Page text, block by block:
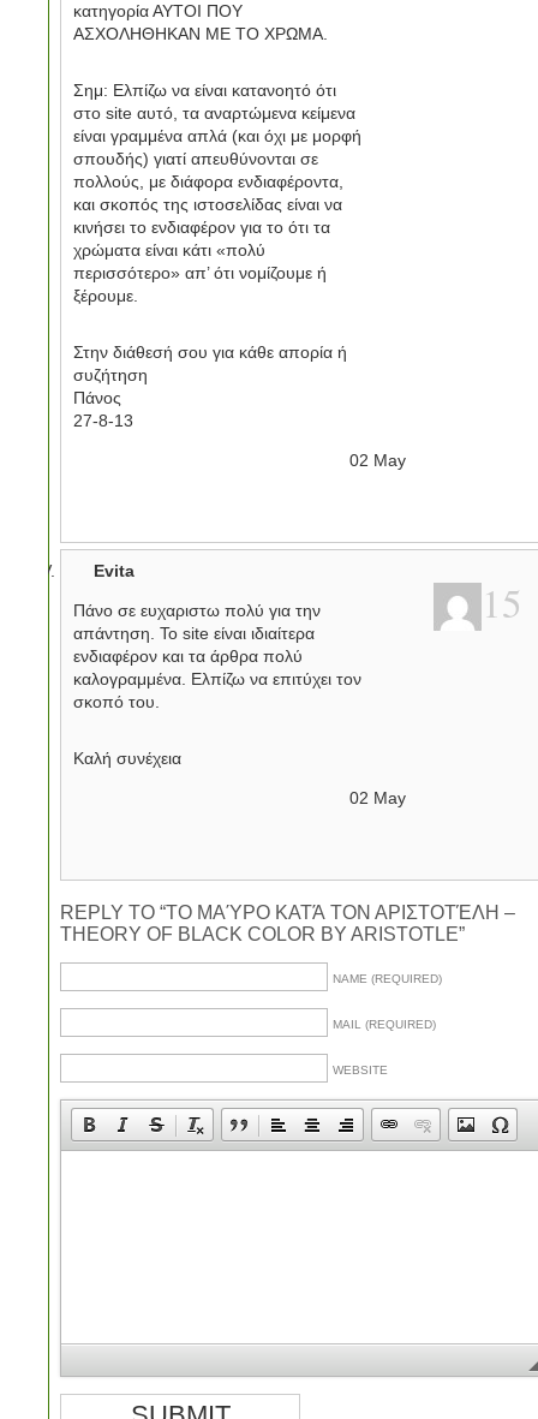
κατηγορία ΑΥΤΟΙ ΠΟΥ
ΑΣΧΟΛΗΘΗΚΑΝ ΜΕ ΤΟ ΧΡΩΜΑ.
Σημ: Ελπίζω να είναι κατανοητό ότι
στο site αυτό, τα αναρτώμενα κείμενα
είναι γραμμένα απλά (και όχι με μορφή
σπουδής) γιατί απευθύνονται σε
πολλούς, με διάφορα ενδιαφέροντα,
και σκοπός της ιστοσελίδας είναι να
κινήσει το ενδιαφέρον για το ότι τα
χρώματα είναι κάτι «πολύ
περισσότερο» απ’ ότι νομίζουμε ή
ξέρουμε.
Στην διάθεσή σου για κάθε απορία ή
συζήτηση
Πάνος
27-8-13
02 May
Evita
15
Πάνο σε ευχαριστω πολύ για την
απάντηση. Το site είναι ιδιαίτερα
ενδιαφέρον και τα άρθρα πολύ
καλογραμμένα. Ελπίζω να επιτύχει τον
σκοπό του.
Καλή συνέχεια
02 May
REPLY TO “ΤΟ ΜΑΎΡΟ ΚΑΤΆ ΤΟΝ ΑΡΙΣΤΟΤΈΛΗ –
THEORY OF BLACK COLOR BY ARISTOTLE”
NAME (REQUIRED)
MAIL (REQUIRED)
WEBSITE